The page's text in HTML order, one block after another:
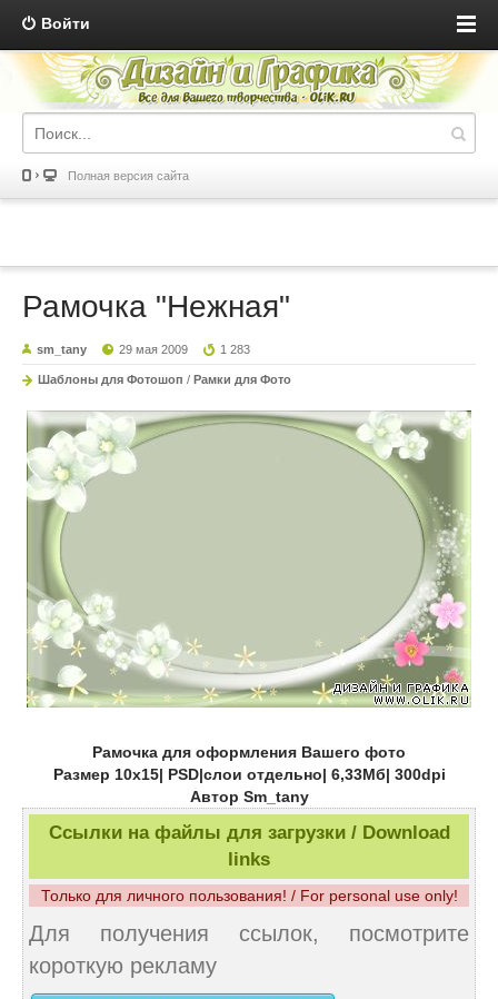
Войти
Полная версия сайта
Рамочка "Нежная"
sm_tany 29 мая 2009 1 283
Шаблоны для Фотошоп / Рамки для Фото
Рамочка для оформления Вашего фото
Размер 10х15| PSD|слои отдельно| 6,33Мб| 300dpi
Автор Sm_tany
Ссылки на файлы для загрузки / Download
links
Только для личного пользования! / For personal use only!
Для получения ссылок, посмотрите
короткую рекламу